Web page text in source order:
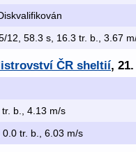
12, 58.3 s, 16.3 tr. b., 3.67
ČR sheltií,
b., 4.13 m/s
tr. b., 6.03 m/s